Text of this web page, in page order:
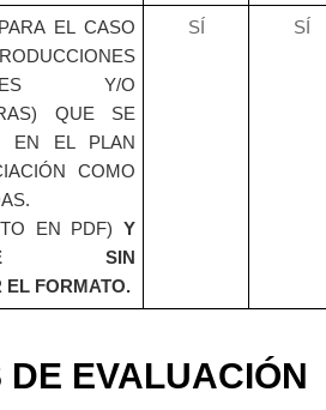
EL CASO
Y/O
QUE SE
EN EL PLAN
COMO
EN PDF) Y
SIN
EL FORMATO.
SÍ SÍ
DE EVALUACIÓN